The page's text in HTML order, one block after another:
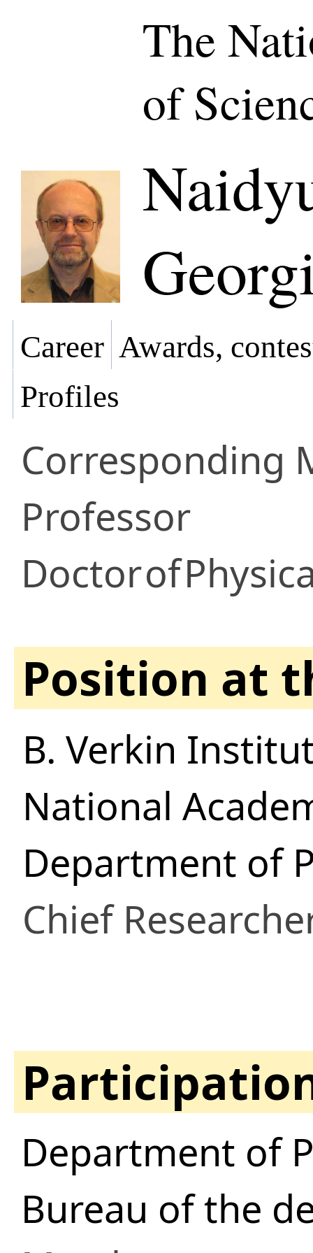
The
of
Career Awards,
Profiles
Corresponding
Professor
Doctorof
Position at
B. Verkin
National
Department of
Chief
Department of
Bureau of the